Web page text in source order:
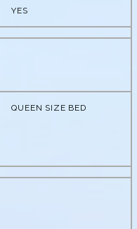
YES
QUEEN SIZE BED